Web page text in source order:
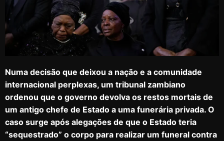
Numa decisão que deixou a nação e a comunidade
internacional perplexas, um tribunal zambiano
ordenou que o governo devolva os restos mortais de
um antigo chefe de Estado a uma funerária privada. O
caso surge após alegações de que o Estado teria
“sequestrado” o corpo para realizar um funeral contra